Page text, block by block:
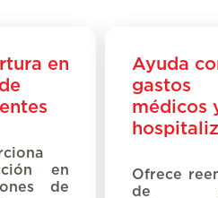
en
en
de
Ayuda
gastos
médicos
Ofrece
de